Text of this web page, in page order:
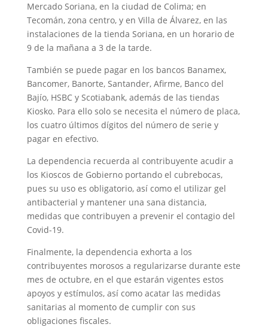
Mercado Soriana, en la ciudad de Colima; en
Tecomán, zona centro, y en Villa de Álvarez, en las
instalaciones de la tienda Soriana, en un horario de
9 de la mañana a 3 de la tarde.
También se puede pagar en los bancos Banamex,
Bancomer, Banorte, Santander, Afirme, Banco del
Bajío, HSBC y Scotiabank, además de las tiendas
Kiosko. Para ello solo se necesita el número de placa,
los cuatro últimos dígitos del número de serie y
pagar en efectivo.
La dependencia recuerda al contribuyente acudir a
los Kioscos de Gobierno portando el cubrebocas,
pues su uso es obligatorio, así como el utilizar gel
antibacterial y mantener una sana distancia,
medidas que contribuyen a prevenir el contagio del
Covid-19.
Finalmente, la dependencia exhorta a los
contribuyentes morosos a regularizarse durante este
mes de octubre, en el que estarán vigentes estos
apoyos y estímulos, así como acatar las medidas
sanitarias al momento de cumplir con sus
obligaciones fiscales.